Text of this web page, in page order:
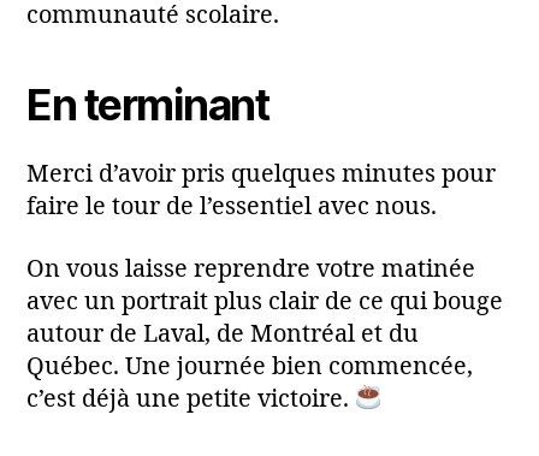
communauté scolaire.
En terminant
Merci d’avoir pris quelques minutes pour
faire le tour de l’essentiel avec nous.
On vous laisse reprendre votre matinée
avec un portrait plus clair de ce qui bouge
autour de Laval, de Montréal et du
Québec. Une journée bien commencée,
c’est déjà une petite victoire.